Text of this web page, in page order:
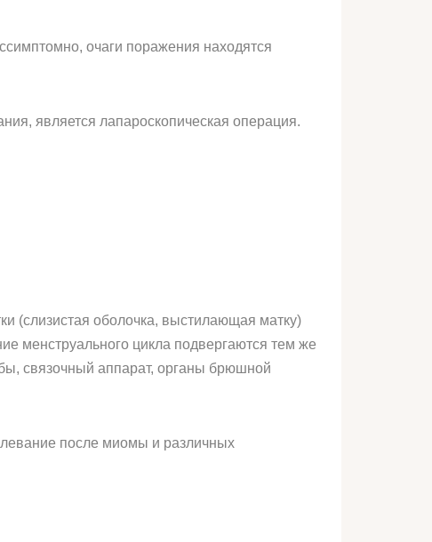
очаги поражения находятся
является лапароскопическая операция.
(слизистая оболочка, выстилающая матку)
менструального цикла подвергаются тем же
связочный аппарат, органы брюшной
после миомы и различных